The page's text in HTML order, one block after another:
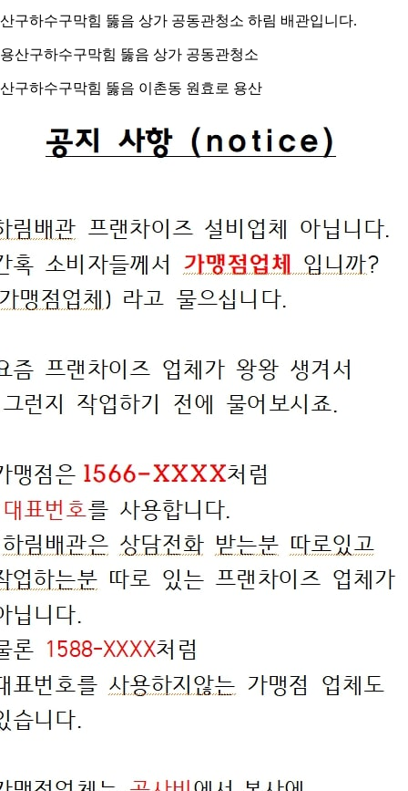
구하수구막힘 뚫음 상가 공동관청소 하림 배관입니다.
구하수구막힘 뚫음 이촌동 원효로 용산